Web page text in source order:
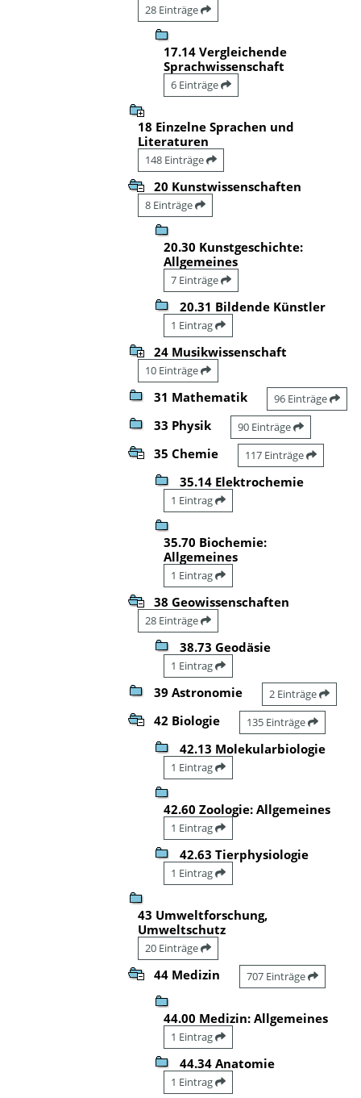
28 Einträge
17.14 Vergleichende
Sprachwissenschaft
6 Einträge
18 Einzelne Sprachen und
Literaturen
148 Einträge
20 Kunstwissenschaften
8 Einträge
20.30 Kunstgeschichte:
Allgemeines
7 Einträge
20.31 Bildende Künstler
1 Eintrag
24 Musikwissenschaft
10 Einträge
31 Mathematik 96 Einträge
33 Physik 90 Einträge
35 Chemie 117 Einträge
35.14 Elektrochemie
1 Eintrag
35.70 Biochemie:
Allgemeines
1 Eintrag
38 Geowissenschaften
28 Einträge
38.73 Geodäsie
1 Eintrag
39 Astronomie 2 Einträge
42 Biologie 135 Einträge
42.13 Molekularbiologie
1 Eintrag
42.60 Zoologie: Allgemeines
1 Eintrag
42.63 Tierphysiologie
1 Eintrag
43 Umweltforschung,
Umweltschutz
20 Einträge
44 Medizin 707 Einträge
44.00 Medizin: Allgemeines
1 Eintrag
44.34 Anatomie
1 Eintrag